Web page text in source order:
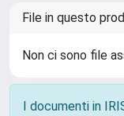
File in questo
Non ci sono file
I documenti in